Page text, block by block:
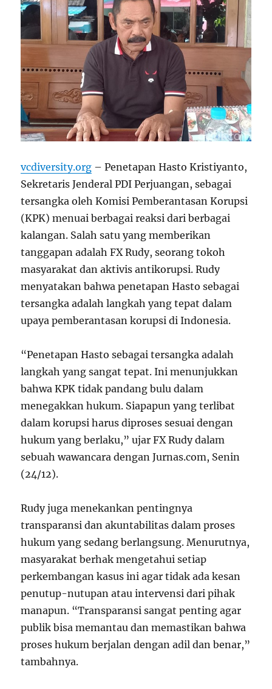
vcdiversity.org – Penetapan Hasto Kristiyanto,
Sekretaris Jenderal PDI Perjuangan, sebagai
tersangka oleh Komisi Pemberantasan Korupsi
(KPK) menuai berbagai reaksi dari berbagai
kalangan. Salah satu yang memberikan
tanggapan adalah FX Rudy, seorang tokoh
masyarakat dan aktivis antikorupsi. Rudy
menyatakan bahwa penetapan Hasto sebagai
tersangka adalah langkah yang tepat dalam
upaya pemberantasan korupsi di Indonesia.
“Penetapan Hasto sebagai tersangka adalah
langkah yang sangat tepat. Ini menunjukkan
bahwa KPK tidak pandang bulu dalam
menegakkan hukum. Siapapun yang terlibat
dalam korupsi harus diproses sesuai dengan
hukum yang berlaku,” ujar FX Rudy dalam
sebuah wawancara dengan Jurnas.com, Senin
(24/12).
Rudy juga menekankan pentingnya
transparansi dan akuntabilitas dalam proses
hukum yang sedang berlangsung. Menurutnya,
masyarakat berhak mengetahui setiap
perkembangan kasus ini agar tidak ada kesan
penutup-nutupan atau intervensi dari pihak
manapun. “Transparansi sangat penting agar
publik bisa memantau dan memastikan bahwa
proses hukum berjalan dengan adil dan benar,”
tambahnya.